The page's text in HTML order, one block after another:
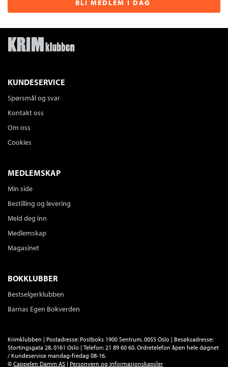
BLI MEDLEM I DAG
KUNDESERVICE
Spørsmål og svar
Kontakt oss
Om oss
Cookies
MEDLEMSKAP
Min side
Bestilling og levering
Meld deg inn
Medlemskap
Magasinet
BOKKLUBBER
Bestselgerklubben
Barnas Egen Bokverden
Krimklubben | Postadresse: Postboks 1900 Sentrum, 0055 Oslo | Besøksadresse:
Stortingsgata 28, 0161 Oslo | Telefon: 21 89 60 60. Ordretelefon åpen hele døgnet
/ Kundeservice mandag-fredag 08-16.
© Cappelen Damm AS | Personvern og informasjonskapsler